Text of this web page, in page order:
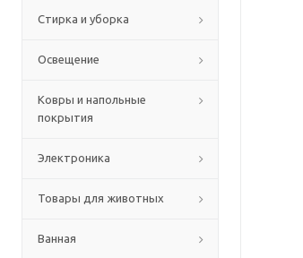
Стирка и уборка
Освещение
Ковры и напольные
покрытия
Электроника
Товары для животных
Ванная